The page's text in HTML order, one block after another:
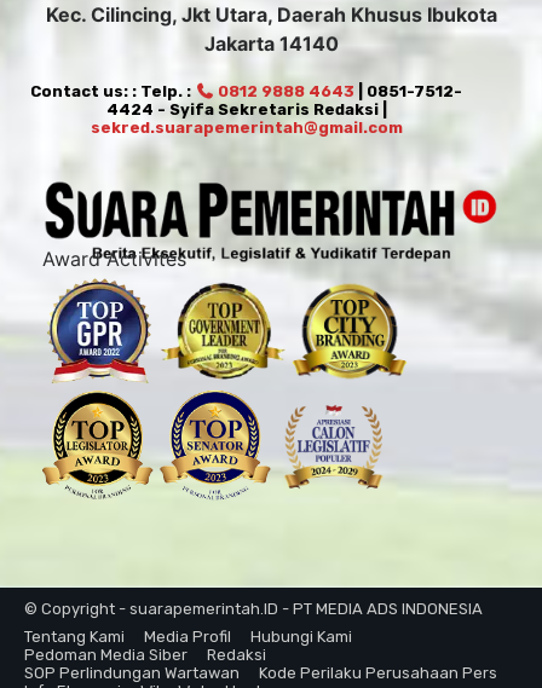
Kec. Cilincing, Jkt Utara, Daerah Khusus Ibukota
Jakarta 14140
Contact us: : Telp. : 0812 9888 4643 | 0851-7512-
4424 - Syifa Sekretaris Redaksi |
sekred.suarapemerintah@gmail.com
Award Activites
© Copyright - suarapemerintah.ID - PT MEDIA ADS INDONESIA
Tentang Kami
Media Profil
Hubungi Kami
Pedoman Media Siber
Redaksi
SOP Perlindungan Wartawan
Kode Perilaku Perusahaan Pers